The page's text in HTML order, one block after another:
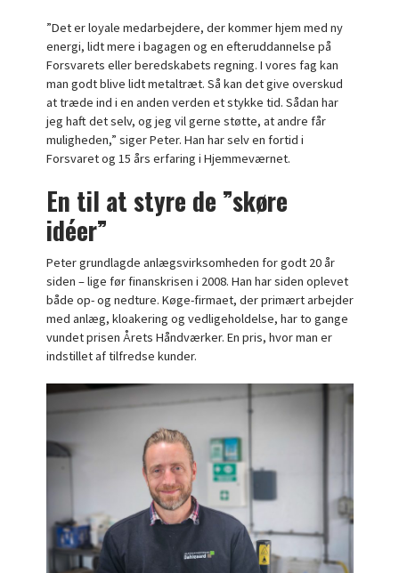
”Det er loyale medarbejdere, der kommer hjem med ny
energi, lidt mere i bagagen og en efteruddannelse på
Forsvarets eller beredskabets regning. I vores fag kan
man godt blive lidt metaltræt. Så kan det give overskud
at træde ind i en anden verden et stykke tid. Sådan har
jeg haft det selv, og jeg vil gerne støtte, at andre får
muligheden,” siger Peter. Han har selv en fortid i
Forsvaret og 15 års erfaring i Hjemmeværnet.
En til at styre de ”skøre
idéer”
Peter grundlagde anlægsvirksomheden for godt 20 år
siden – lige før finanskrisen i 2008. Han har siden oplevet
både op- og nedture. Køge-firmaet, der primært arbejder
med anlæg, kloakering og vedligeholdelse, har to gange
vundet prisen Årets Håndværker. En pris, hvor man er
indstillet af tilfredse kunder.